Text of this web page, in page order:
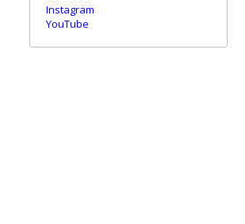
Instagram
YouTube